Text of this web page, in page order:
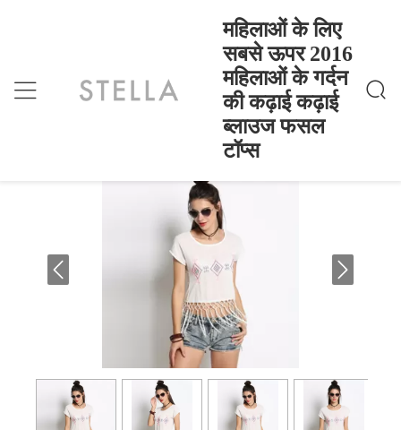
महिलाओं के लिए
सबसे ऊपर 2016
महिलाओं के गर्दन
की कढ़ाई कढ़ाई
ब्लाउज फसल
टॉप्स
होम> >महिलाओं के लिए सबसे ऊपर 2016 महिलाओं के गर्दन की क
ढ़ाई कढ़ाई ब्लाउज फसल टॉप्स
महिलाओं के लिए सबसे ऊपर 2016 महिलाओं के
गर्दन की कढ़ाई कढ़ाई ब्लाउज फसल टॉप्स